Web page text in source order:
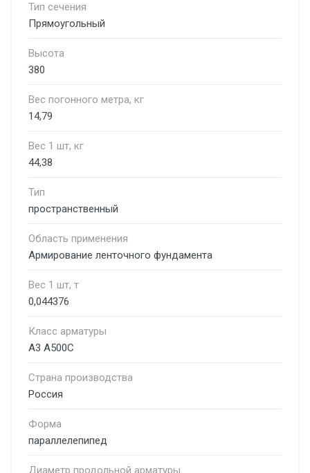
Тип сечения
Прямоугольный
Высота
380
Вес погонного метра, кг
14,79
Вес 1 шт, кг
44,38
Тип
пространственный
Область применения
Армирование ленточного фундамента
Вес 1 шт, т
0,044376
Класс арматуры
А3 А500С
Страна производства
Россия
Форма
параллелепипед
Диаметр продольной арматуры